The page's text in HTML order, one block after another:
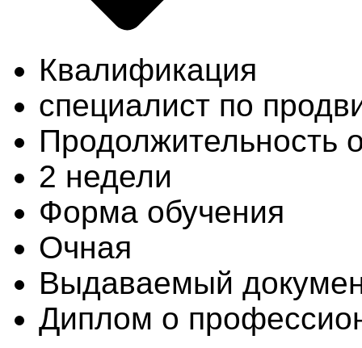
Квалификация
специалист по
Продолжительность
2 недели
Форма обучения
Очная
Выдаваемый
Диплом о